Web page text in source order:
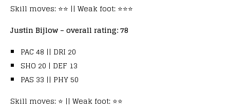
Skill moves: ⭐⭐ || Weak foot: ⭐⭐⭐
Justin Bijlow – overall rating: 78
PAC 48 || DRI 20
SHO 20 | DEF 13
PAS 33 || PHY 50
Skill moves: ⭐ || Weak foot: ⭐⭐